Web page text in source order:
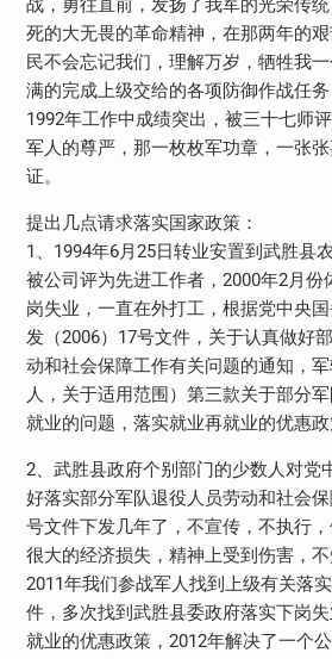
战，勇往直前，发扬了我军的光荣传
死的大无畏的革命精神，在那两年的
民不会忘记我们，理解万岁，牺牲我
满的完成上级交给的各项防御作战任务
1992年工作中成绩突出，被三十七师
军人的尊严，那一枚枚军功章，一张
证。
提出几点请求落实国家政策：
1 1994年6月 25日转业安置到武胜县
被公司评为先进工作者， 2000年2月份
岗失业，一直在外打工，根据党中央
发（2006） 17号文件，关于认真做好
动和社会保障工作有关问题的通知，
人，关于适用范围）第三款关于部分
就业的问题，落实就业再就业的优惠政
2、武胜县政府个别部门的少数人对党
好落实部分军队退役人员劳动和社会保
号文件下发几年了，不宣传，不执行
很大的经济损失，精神上受到伤害，
2011年我们参战军人找到上级有关落
件，多次找到武胜县委政府落实下岗
就业的优惠政策， 2012年解决了一个